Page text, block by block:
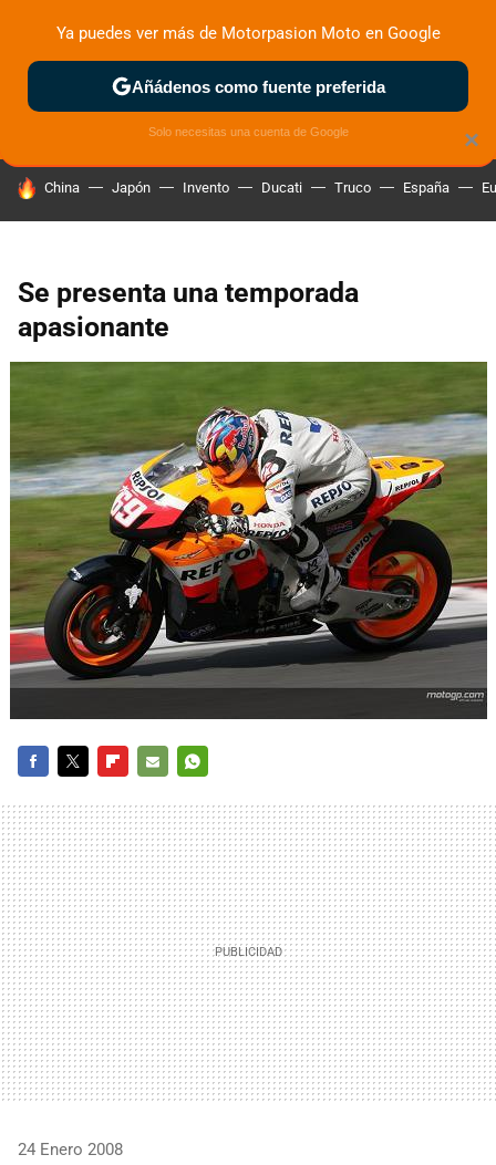
ZONA DE PRUEBAS DEPORTIVAS MOTOS ELÉCTRICAS
HOY SE HABLA DE
China Japón Invento Ducati Truco España
Se presenta una temporada
apasionante
MAIL
24 Enero 2008
×
Ya puedes ver más de Motorpasion Moto en Google
Añádenos como fuente preferida
Solo necesitas una cuenta de Google